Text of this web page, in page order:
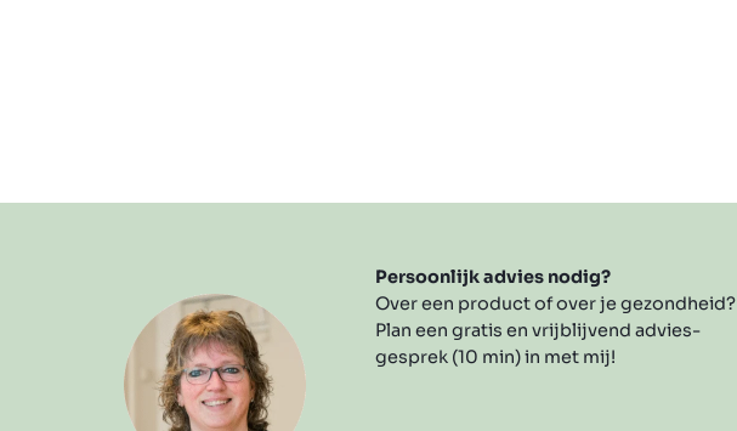
Persoonlijk advies nodig?
Over een product of over je gezondheid?
Plan een gratis en vrijblijvend advies-
gesprek (10 min) in met mij!